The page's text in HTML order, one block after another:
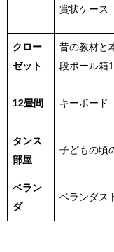
賞状ケース
クロー
ゼット
昔の教材と
段ボール箱
12畳間 キーボード
タンス
部屋
子どもの頃
ベラン
ダ
ベランダス